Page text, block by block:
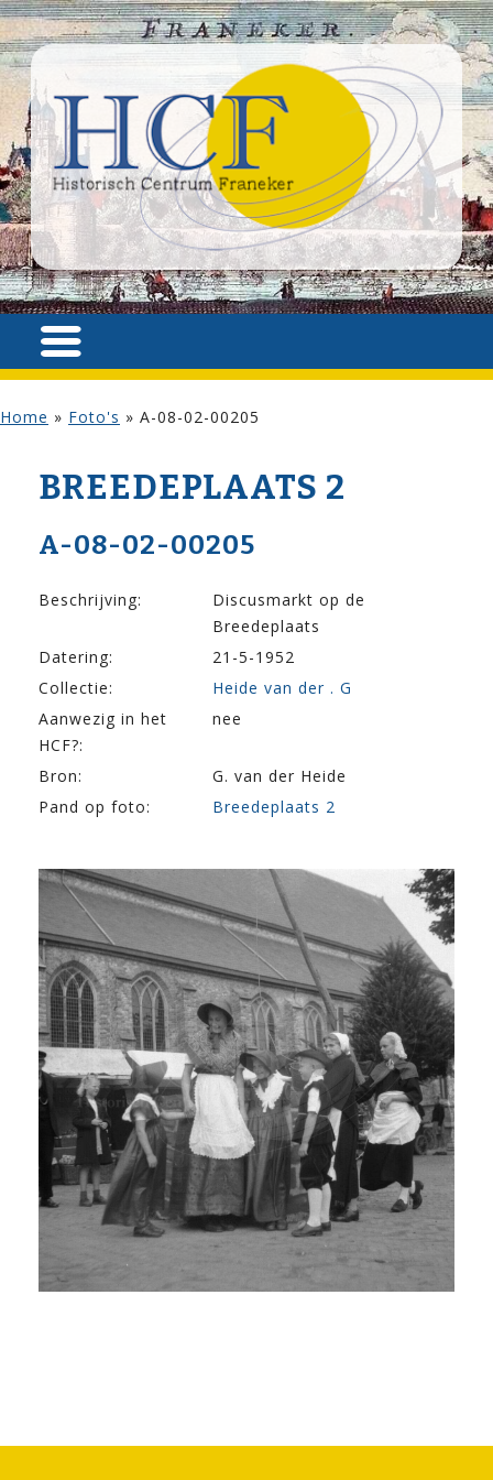
Home » Foto's » A-08-02-00205
BREEDEPLAATS 2
A-08-02-00205
Beschrijving:
Discusmarkt op de
Breedeplaats
Datering:
21-5-1952
Collectie:
Heide van der . G
Aanwezig in het
HCF?:
nee
Bron:
G. van der Heide
Pand op foto:
Breedeplaats 2